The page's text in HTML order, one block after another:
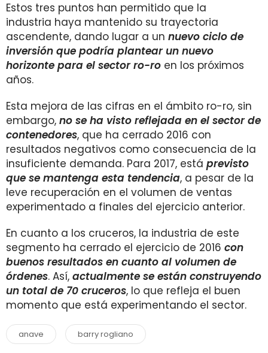
Estos tres puntos han permitido que la
industria haya mantenido su trayectoria
ascendente, dando lugar a un nuevo ciclo de
inversión que podría plantear un nuevo
horizonte para el sector ro-ro en los próximos
años.
Esta mejora de las cifras en el ámbito ro-ro, sin
embargo, no se ha visto reflejada en el sector de
contenedores, que ha cerrado 2016 con
resultados negativos como consecuencia de la
insuficiente demanda. Para 2017, está previsto
que se mantenga esta tendencia, a pesar de la
leve recuperación en el volumen de ventas
experimentado a finales del ejercicio anterior.
En cuanto a los cruceros, la industria de este
segmento ha cerrado el ejercicio de 2016 con
buenos resultados en cuanto al volumen de
órdenes. Así, actualmente se están construyendo
un total de 70 cruceros, lo que refleja el buen
momento que está experimentando el sector.
anave barry rogliano